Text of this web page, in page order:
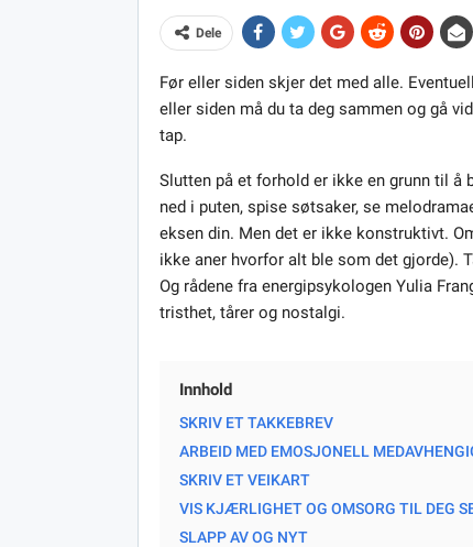
Dele
Før eller siden skjer det med alle.
eller siden må du ta deg sammen og gå
tap.
Slutten på et forhold er ikke en grunn til
ned i puten, spise søtsaker, se
eksen din. Men det er ikke konstruktivt.
ikke aner hvorfor alt ble som det gjorde).
Og rådene fra energipsykologen Yulia
tristhet, tårer og nostalgi.
Innhold
SKRIV ET TAKKEBREV
ARBEID MED EMOSJONELL
SKRIV ET VEIKART
VIS KJÆRLIGHET OG OMSORG TIL DEG
SLAPP AV OG NYT